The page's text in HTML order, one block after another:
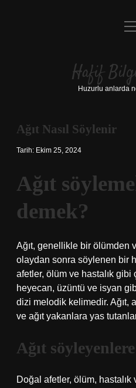
Yasal
Hafif
Huzurlu anlarda
Ağıt Nasıl Söylenir
Tarih: Ekim 25, 2024
Ağıt
demek?
Ağıt, genellikle bir ölümden
olaydan sonra söylenen bir
afetler, ölüm ve hastalık gibi
heyecan, üzüntü ve isyan
dizi melodik kelimedir. Ağıt,
ve ağıt yakanlara yas
Ağıt
Doğal afetler, ölüm,